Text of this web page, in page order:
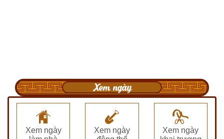
Xem ngày
Xem ngày
Xem ngày
Xem ngày